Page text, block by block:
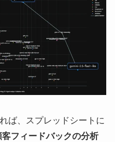
ば、スプレッドシートに
フィードバックの分析